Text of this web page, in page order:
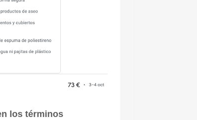
los términos